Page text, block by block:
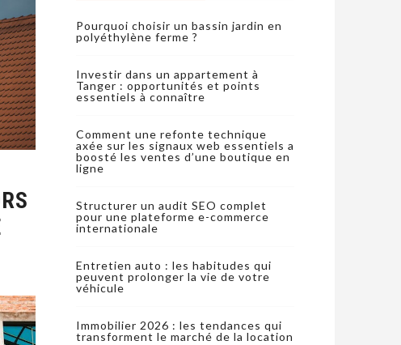
Pourquoi choisir un bassin jardin en
polyéthylène ferme ?
Investir dans un appartement à
Tanger : opportunités et points
essentiels à connaître
Comment une refonte technique
axée sur les signaux web essentiels a
boosté les ventes d’une boutique en
ligne
Structurer un audit SEO complet
pour une plateforme e-commerce
internationale
Entretien auto : les habitudes qui
peuvent prolonger la vie de votre
véhicule
Immobilier 2026 : les tendances qui
transforment le marché de la location